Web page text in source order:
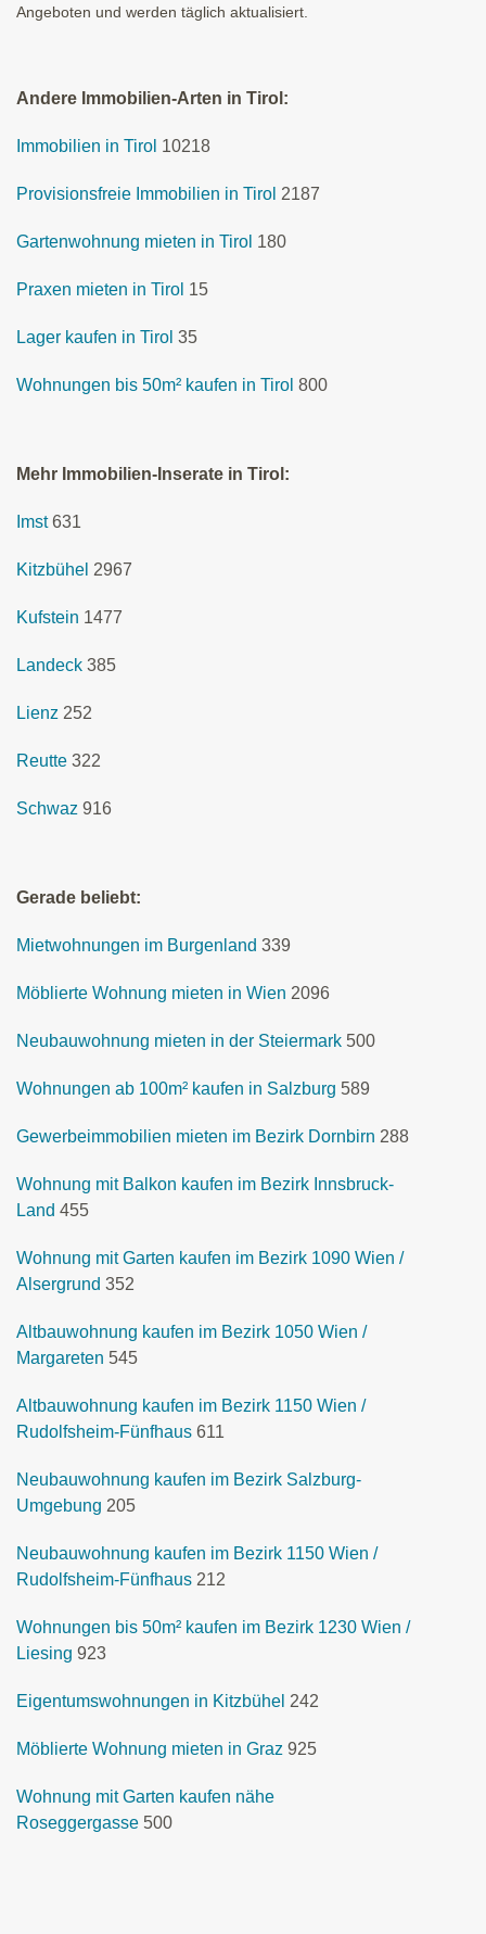
Angeboten und werden täglich aktualisiert.
Andere Immobilien-Arten in Tirol:
Immobilien in Tirol 10218
Provisionsfreie Immobilien in Tirol 2187
Gartenwohnung mieten in Tirol 180
Praxen mieten in Tirol 15
Lager kaufen in Tirol 35
Wohnungen bis 50m² kaufen in Tirol 800
Mehr Immobilien-Inserate in Tirol:
Imst 631
Kitzbühel 2967
Kufstein 1477
Landeck 385
Lienz 252
Reutte 322
Schwaz 916
Gerade beliebt:
Mietwohnungen im Burgenland 339
Möblierte Wohnung mieten in Wien 2096
Neubauwohnung mieten in der Steiermark 500
Wohnungen ab 100m² kaufen in Salzburg 589
Gewerbeimmobilien mieten im Bezirk Dornbirn 288
Wohnung mit Balkon kaufen im Bezirk Innsbruck-
Land 455
Wohnung mit Garten kaufen im Bezirk 1090 Wien /
Alsergrund 352
Altbauwohnung kaufen im Bezirk 1050 Wien /
Margareten 545
Altbauwohnung kaufen im Bezirk 1150 Wien /
Rudolfsheim-Fünfhaus 611
Neubauwohnung kaufen im Bezirk Salzburg-
Umgebung 205
Neubauwohnung kaufen im Bezirk 1150 Wien /
Rudolfsheim-Fünfhaus 212
Wohnungen bis 50m² kaufen im Bezirk 1230 Wien /
Liesing 923
Eigentumswohnungen in Kitzbühel 242
Möblierte Wohnung mieten in Graz 925
Wohnung mit Garten kaufen nähe
Roseggergasse 500